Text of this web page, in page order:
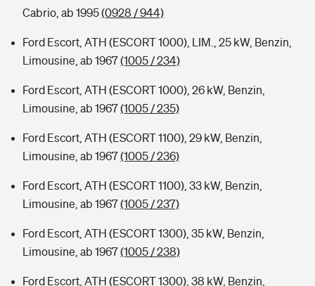
Cabrio, ab 1995(0928 / 944)
Ford Escort, ATH (ESCORT 1000), LIM., 25 kW, Benzin,
Limousine, ab 1967(1005 / 234)
Ford Escort, ATH (ESCORT 1000), 26 kW, Benzin,
Limousine, ab 1967(1005 / 235)
Ford Escort, ATH (ESCORT 1100), 29 kW, Benzin,
Limousine, ab 1967(1005 / 236)
Ford Escort, ATH (ESCORT 1100), 33 kW, Benzin,
Limousine, ab 1967(1005 / 237)
Ford Escort, ATH (ESCORT 1300), 35 kW, Benzin,
Limousine, ab 1967(1005 / 238)
Ford Escort, ATH (ESCORT 1300), 38 kW, Benzin,